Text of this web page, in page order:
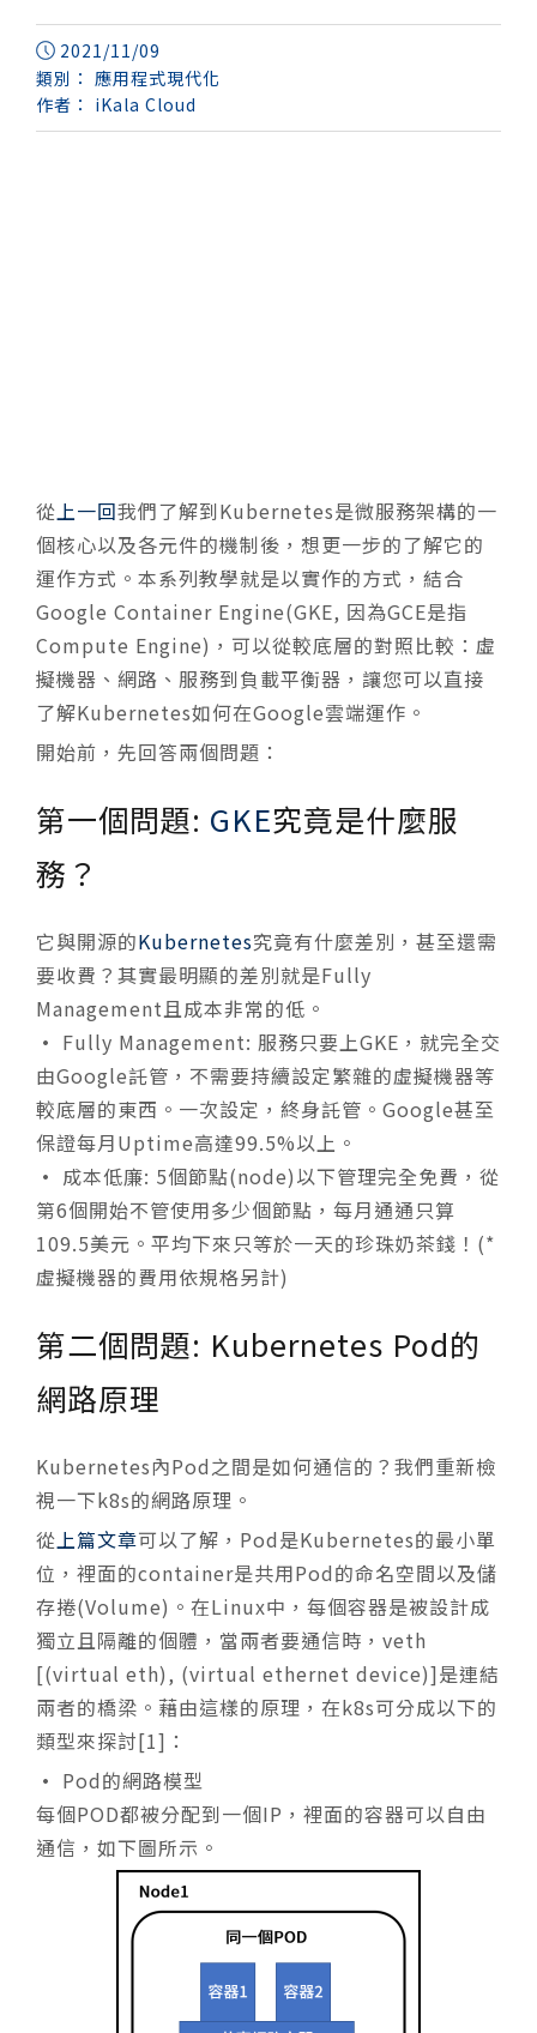
2021/11/09
類別： 應用程式現代化
作者： iKala Cloud
從上一回我們了解到Kubernetes是微服務架構的一
個核心以及各元件的機制後，想更一步的了解它的
運作方式。本系列教學就是以實作的方式，結合
Google Container Engine(GKE, 因為GCE是指
Compute Engine)，可以從較底層的對照比較：虛
擬機器、網路、服務到負載平衡器，讓您可以直接
了解Kubernetes如何在Google雲端運作。
開始前，先回答兩個問題：
第一個問題: GKE究竟是什麼服
務？
它與開源的Kubernetes究竟有什麼差別，甚至還需
要收費？其實最明顯的差別就是Fully
Management且成本非常的低。
• Fully Management: 服務只要上GKE，就完全交
由Google託管，不需要持續設定繁雜的虛擬機器等
較底層的東西。一次設定，終身託管。Google甚至
保證每月Uptime高達99.5%以上。
• 成本低廉: 5個節點(node)以下管理完全免費，從
第6個開始不管使用多少個節點，每月通通只算
109.5美元。平均下來只等於一天的珍珠奶茶錢！(*
虛擬機器的費用依規格另計)
第二個問題: Kubernetes Pod的
網路原理
Kubernetes內Pod之間是如何通信的？我們重新檢
視一下k8s的網路原理。
從上篇文章可以了解，Pod是Kubernetes的最小單
位，裡面的container是共用Pod的命名空間以及儲
存捲(Volume)。在Linux中，每個容器是被設計成
獨立且隔離的個體，當兩者要通信時，veth
[(virtual eth), (virtual ethernet device)]是連結
兩者的橋梁。藉由這樣的原理，在k8s可分成以下的
類型來探討[1]：
• Pod的網路模型
每個POD都被分配到一個IP，裡面的容器可以自由
通信，如下圖所示。